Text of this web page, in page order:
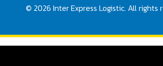
© 2026 Inter Express Logistic. All rights